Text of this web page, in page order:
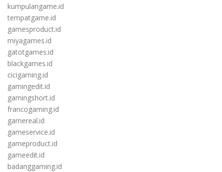
kumpulangame.id
tempatgame.id
gamesproduct.id
miyagames.id
gatotgames.id
blackgames.id
cicigaming.id
gamingedit.id
gamingshort.id
francogaming.id
gamereal.id
gameservice.id
gameproduct.id
gameedit.id
badanggaming.id